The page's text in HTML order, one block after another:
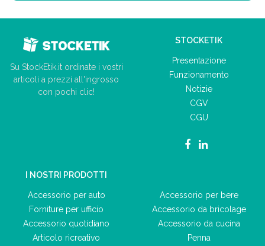
Su StockEtik.it ordinate i vostri
articoli a prezzi all'ingrosso
con pochi clic!
STOCKETIK
Presentazione
Funzionamento
Notizie
CGV
CGU
I NOSTRI PRODOTTI
Accessorio per auto
Forniture per ufficio
Accessorio quotidiano
Articolo ricreativo
Accessorio per bere
Accessorio da bricolage
Accessorio da cucina
Penna